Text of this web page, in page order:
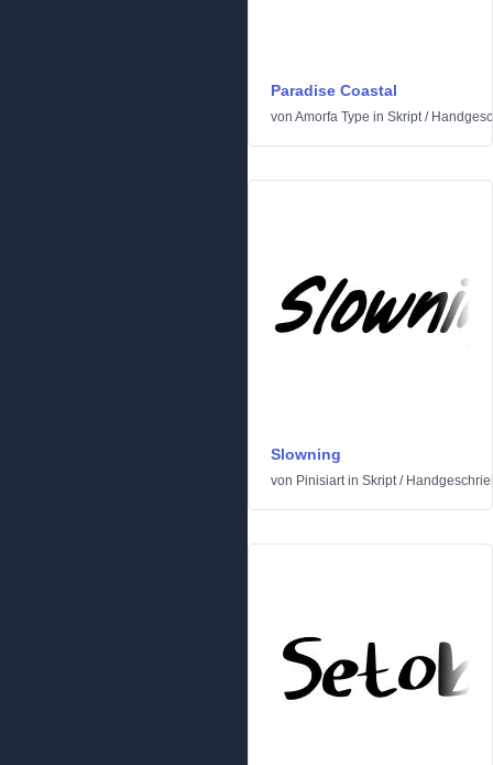
Paradise Coastal
von Amorfa Type in Skript/
Slowning
von Pinisiartin Skript/